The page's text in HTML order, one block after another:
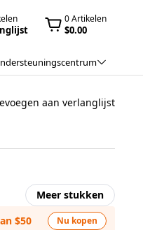
0 Artikelen
$0.00
aan verlanglijst
Meer stukken
$50
Nu kopen